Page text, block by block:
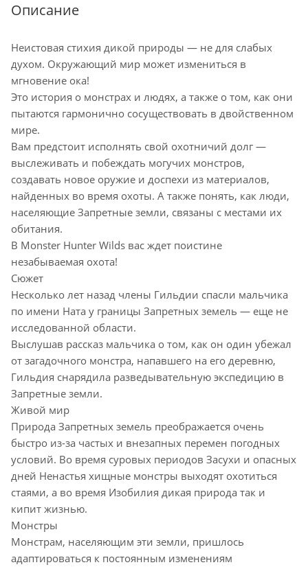
Описание
Неистовая стихия дикой природы — не для слабых
духом. Окружающий мир может измениться в
мгновение ока!
Это история о монстрах и людях, а также о том, как они
пытаются гармонично сосуществовать в двойственном
мире.
Вам предстоит исполнять свой охотничий долг —
выслеживать и побеждать могучих монстров,
создавать новое оружие и доспехи из материалов,
найденных во время охоты. А также понять, как люди,
населяющие Запретные земли, связаны с местами их
обитания.
В Monster Hunter Wilds вас ждет поистине
незабываемая охота!
Сюжет
Несколько лет назад члены Гильдии спасли мальчика
по имени Ната у границы Запретных земель — еще не
исследованной области.
Выслушав рассказ мальчика о том, как он один убежал
от загадочного монстра, напавшего на его деревню,
Гильдия снарядила разведывательную экспедицию в
Запретные земли.
Живой мир
Природа Запретных земель преображается очень
быстро из-за частых и внезапных перемен погодных
условий. Во время суровых периодов Засухи и опасных
дней Ненастья хищные монстры выходят охотиться
стаями, а во время Изобилия дикая природа так и
кипит жизнью.
Монстры
Монстрам, населяющим эти земли, пришлось
адаптироваться к постоянным изменениям